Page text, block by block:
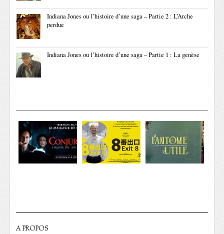
Indiana Jones ou l’histoire d’une saga – Partie 2 : L’Arche
perdue
Indiana Jones ou l’histoire d’une saga – Partie 1 : La genèse
A PROPOS